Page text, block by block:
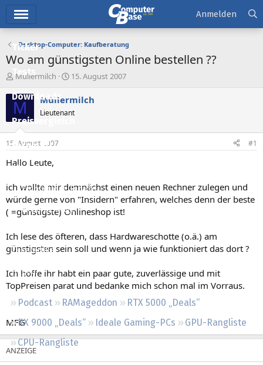
Ticker
Tests
Downloads
Preisvergleich
Forum
Aktuelles
Empfohlene Inhalte
Neue Beiträge
Leserartikel
Regeln
Podcast RAMageddon
RTX 5000 „Deals“
RX 9000 „Deals“
Ideale Gaming-PCs
GPU-Rangliste
CPU-Rangliste
Anmelden
Desktop-Computer: Kaufberatung
Wo am günstigsten Online bestellen ??
E
s
t
e
e
r
Müllermilch
E
s
e
t
15. August 2007
M Müllermilch
Lieutenant
15. August 2007 #1
Hallo Leute,
ich wollte mir demnächst einen neuen Rechner zulegen und
würde gerne von "Insidern" erfahren, welches denn der beste
( =günstigste) Onlineshop ist!
Ich lese des öfteren, dass Hardwareschotte (o.ä.) am
günstigsten sein soll und wenn ja wie funktioniert das dort ?
Ich hoffe ihr habt ein paar gute, zuverlässige und mit
TopPreisen parat und bedanke mich schon mal im Vorraus.
MFG